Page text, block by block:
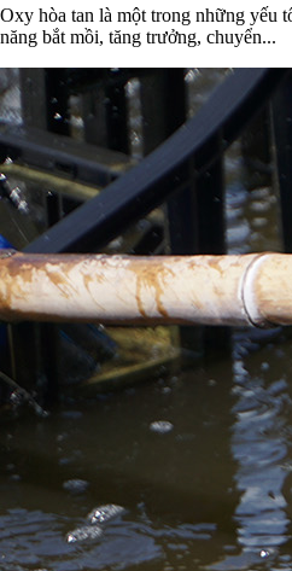
Oxy hòa tan là một trong những yếu
năng bắt mồi, tăng trưởng, chuyển...